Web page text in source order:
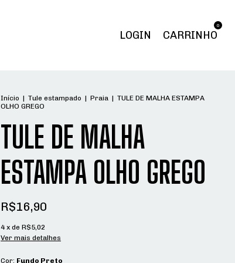
LOGIN CARRINHO
0
Início | Tule estampado | Praia | TULE DE MALHA ESTAMPA
OLHO GREGO
TULE DE MALHA
ESTAMPA OLHO GREGO
R$16,90
4 x de R$5,02
Ver mais detalhes
Cor: Fundo Preto